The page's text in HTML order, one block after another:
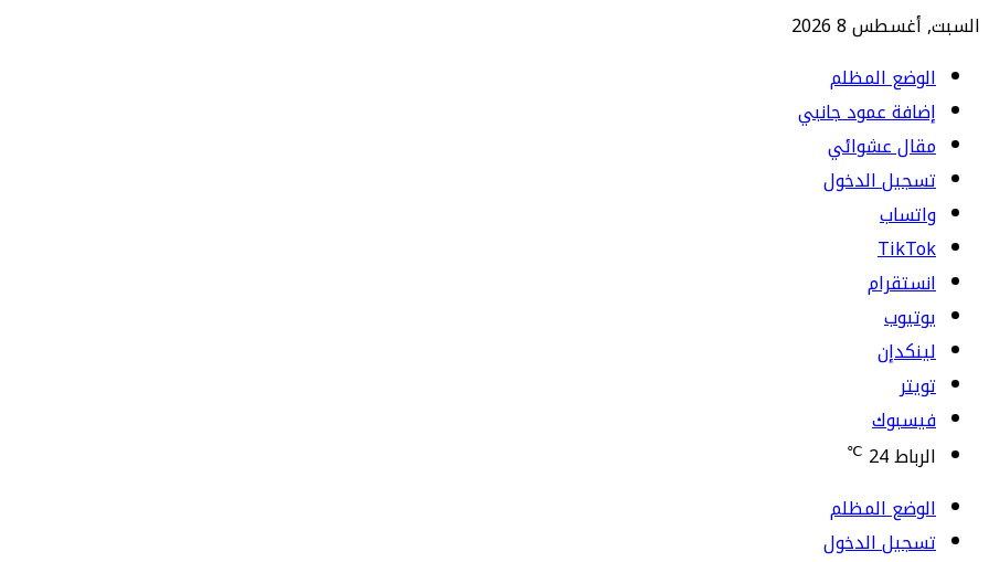
السبت, أغسطس 8 2026
الوضع المظلم
إضافة عمود جانبي
مقال عشوائي
تسجيل الدخول
واتساب
TikTok
انستقرام
يوتيوب
لينكدإن
تويتر
فيسبوك
الرباط24
℃
الوضع المظلم
تسجيل الدخول